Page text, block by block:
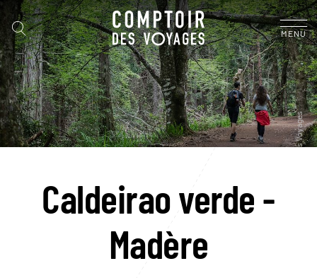
MENU
Caldeirao verde -
Madère